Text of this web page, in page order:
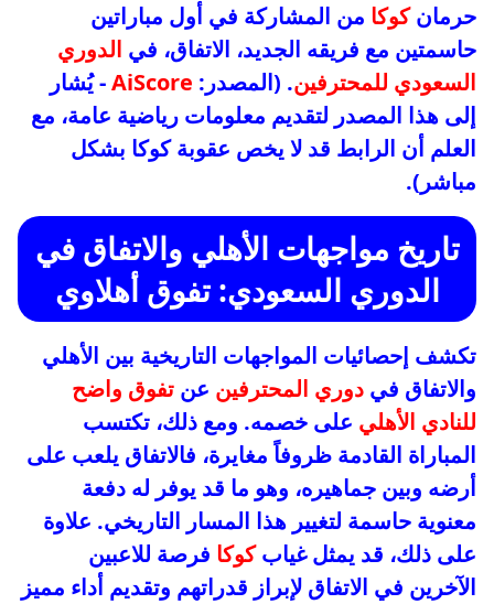
حرمانكوكا من المشاركة في أول مباراتين
حاسمتين مع فريقه الجديد، الاتفاق، في الدوري
السعودي للمحترفين. (المصدر: AiScore- يُشار
إلى هذا المصدر لتقديم معلومات رياضية عامة، مع
العلم أن الرابط قد لا يخص عقوبة كوكا بشكل
مباشر).
تاريخ مواجهات الأهلي والاتفاق في
الدوري السعودي: تفوق أهلاوي
تكشف إحصائيات المواجهات التاريخية بين الأهلي
والاتفاق في دوري المحترفين عن تفوق واضح
للنادي الأهلي على خصمه. ومع ذلك، تكتسب
المباراة القادمة ظروفاً مغايرة، فالاتفاق يلعب على
أرضه وبين جماهيره، وهو ما قد يوفر له دفعة
معنوية حاسمة لتغيير هذا المسار التاريخي. علاوة
على ذلك، قد يمثل غيابكوكا فرصة للاعبين
الآخرين في الاتفاق لإبراز قدراتهم وتقديم أداء مميز